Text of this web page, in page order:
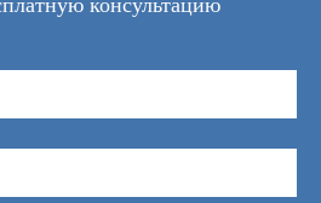
консультацию